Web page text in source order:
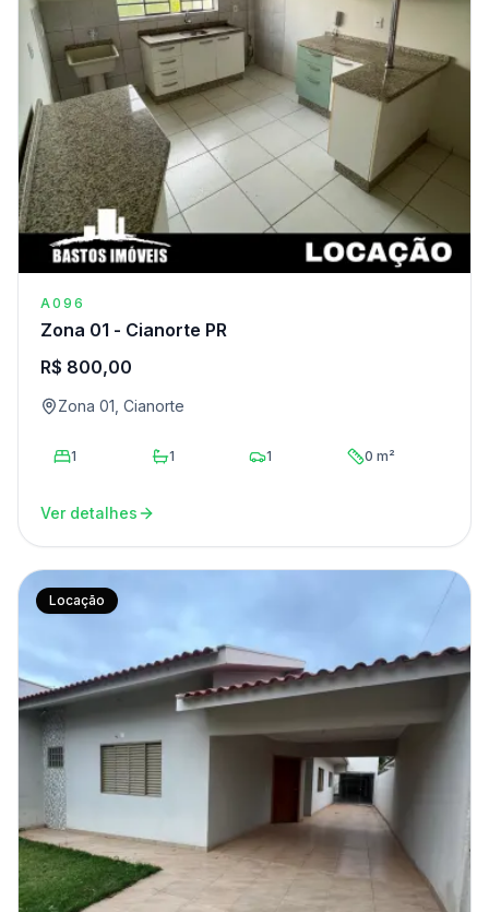
A096
Zona 01 - Cianorte PR
R$ 800,00
Zona 01, Cianorte
1 1 1 0 m²
Ver detalhes
Locação